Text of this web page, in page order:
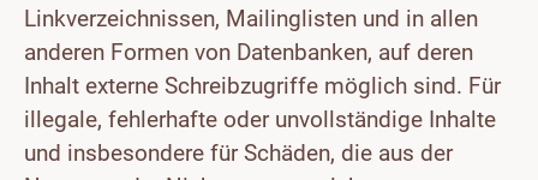
Linkverzeichnissen, Mailinglisten und in allen
anderen Formen von Datenbanken, auf deren
Inhalt externe Schreibzugriffe möglich sind. Für
illegale, fehlerhafte oder unvollständige Inhalte
und insbesondere für Schäden, die aus der